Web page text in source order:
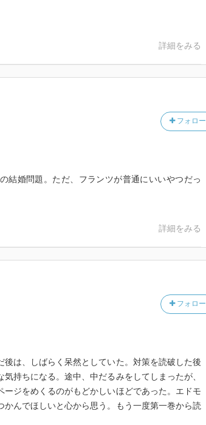
詳細をみる
フォロー
結婚問題。ただ、フランツが普通にいいやつだっ
詳細をみる
フォロー
は、しばらく呆然としていた。対策を読破した後
持ちになる。途中、中だるみをしてしまったが、
ジをめくるのがもどかしいほどであった。エドモ
かんでほしいと心から思う。もう一度第一巻から読